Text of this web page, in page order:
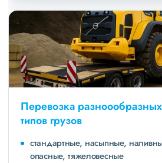
Перевозка разноообразных
типов грузов
стандартные, насыпные,
опасные, тяжеловесные